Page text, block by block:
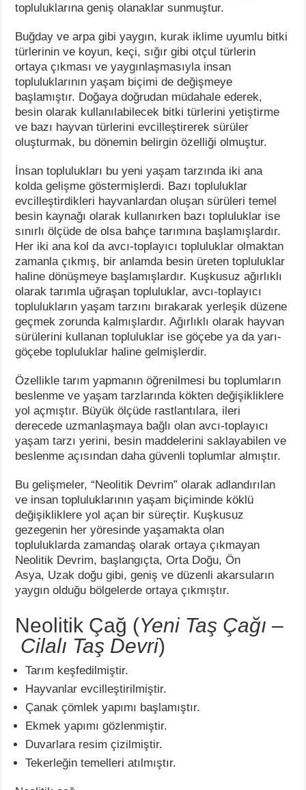
topluluklarına geniş olanaklar sunmuştur.
Buğday ve arpa gibi yaygın, kurak iklime uyumlu bitki
türlerinin ve koyun, keçi, sığır gibi otçul türlerin
ortaya çıkması ve yaygınlaşmasıyla insan
topluluklarının yaşam biçimi de değişmeye
başlamıştır. Doğaya doğrudan müdahale ederek,
besin olarak kullanılabilecek bitki türlerini yetiştirme
ve bazı hayvan türlerini evcilleştirerek sürüler
oluşturmak, bu dönemin belirgin özelliği olmuştur.
İnsan toplulukları bu yeni yaşam tarzında iki ana
kolda gelişme göstermişlerdi. Bazı topluluklar
evcilleştirdikleri hayvanlardan oluşan sürüleri temel
besin kaynağı olarak kullanırken bazı topluluklar ise
sınırlı ölçüde de olsa bahçe tarımına başlamışlardır.
Her iki ana kol da avcı-toplayıcı topluluklar olmaktan
zamanla çıkmış, bir anlamda besin üreten topluluklar
haline dönüşmeye başlamışlardır. Kuşkusuz ağırlıklı
olarak tarımla uğraşan topluluklar, avcı-toplayıcı
toplulukların yaşam tarzını bırakarak yerleşik düzene
geçmek zorunda kalmışlardır. Ağırlıklı olarak hayvan
sürülerini kullanan topluluklar ise göçebe ya da yarı-
göçebe topluluklar haline gelmişlerdir.
Özellikle tarım yapmanın öğrenilmesi bu toplumların
beslenme ve yaşam tarzlarında kökten değişikliklere
yol açmıştır. Büyük ölçüde rastlantılara, ileri
derecede uzmanlaşmaya bağlı olan avcı-toplayıcı
yaşam tarzı yerini, besin maddelerini saklayabilen ve
beslenme açısından daha güvenli toplumlar almıştır.
Bu gelişmeler, “Neolitik Devrim” olarak adlandırılan
ve insan topluluklarının yaşam biçiminde köklü
değişikliklere yol açan bir süreçtir. Kuşkusuz
gezegenin her yöresinde yaşamakta olan
topluluklarda zamandaş olarak ortaya çıkmayan
Neolitik Devrim, başlangıçta, Orta Doğu, Ön
Asya, Uzak doğu gibi, geniş ve düzenli akarsuların
yaygın olduğu bölgelerde ortaya çıkmıştır.
Neolitik Çağ (Yeni Taş Çağı –
Cilalı Taş Devri)
Tarım keşfedilmiştir.
Hayvanlar evcilleştirilmiştir.
Çanak çömlek yapımı başlamıştır.
Ekmek yapımı gözlenmiştir.
Duvarlara resim çizilmiştir.
Tekerleğin temelleri atılmıştır.